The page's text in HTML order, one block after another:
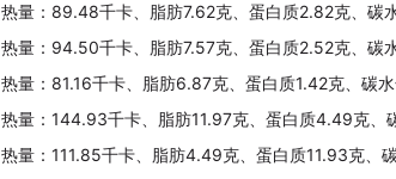
热量：89.48千卡、脂肪7.62克、蛋白质2.82克、碳
热量：94.50千卡、脂肪7.57克、蛋白质2.52克、碳
热量：81.16千卡、脂肪6.87克、蛋白质1.42克、碳
热量：144.93千卡、脂肪11.97克、蛋白质4.49克、
热量：111.85千卡、脂肪4.49克、蛋白质11.93克、